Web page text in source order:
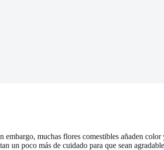
muchas flores comestibles añaden color
un poco más de cuidado para que sean